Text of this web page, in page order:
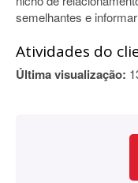
semelhantes e
Atividades do
Última visualização: